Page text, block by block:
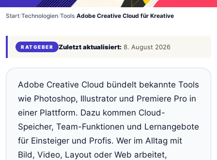
Start/Technologien/Tools/Adobe Creative Cloud für Kreative
RATGEBER Zuletzt aktualisiert: 8. August 2026
Adobe Creative Cloud bündelt bekannte Tools
wie Photoshop, Illustrator und Premiere Pro in
einer Plattform. Dazu kommen Cloud-
Speicher, Team-Funktionen und Lernangebote
für Einsteiger und Profis. Wer im Alltag mit
Bild, Video, Layout oder Web arbeitet,